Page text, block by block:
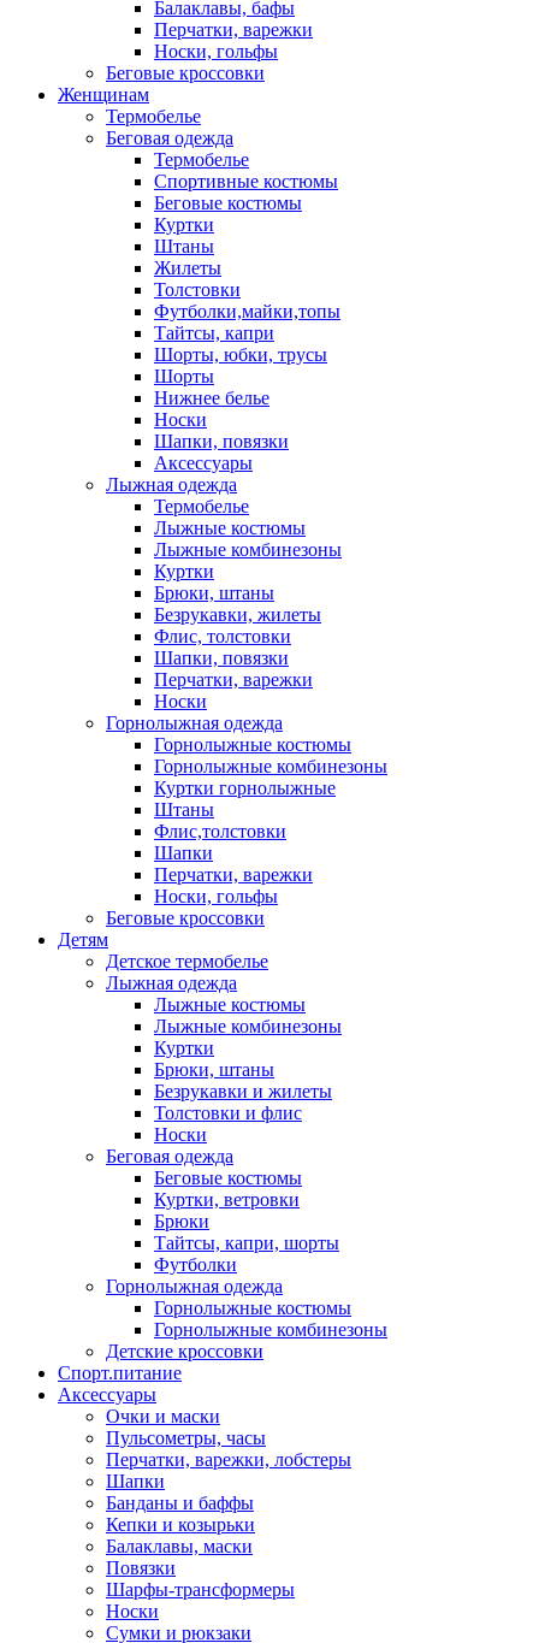
Балаклавы, бафы
Перчатки, варежки
Носки, гольфы
Беговые кроссовки
Женщинам
Термобелье
Беговая одежда
Термобелье
Спортивные костюмы
Беговые костюмы
Куртки
Штаны
Жилеты
Толстовки
Футболки,майки,топы
Тайтсы, капри
Шорты, юбки, трусы
Шорты
Нижнее белье
Носки
Шапки, повязки
Аксессуары
Лыжная одежда
Термобелье
Лыжные костюмы
Лыжные комбинезоны
Куртки
Брюки, штаны
Безрукавки, жилеты
Флис, толстовки
Шапки, повязки
Перчатки, варежки
Носки
Горнолыжная одежда
Горнолыжные костюмы
Горнолыжные комбинезоны
Куртки горнолыжные
Штаны
Флис,толстовки
Шапки
Перчатки, варежки
Носки, гольфы
Беговые кроссовки
Детям
Детское термобелье
Лыжная одежда
Лыжные костюмы
Лыжные комбинезоны
Куртки
Брюки, штаны
Безрукавки и жилеты
Толстовки и флис
Носки
Беговая одежда
Беговые костюмы
Куртки, ветровки
Брюки
Тайтсы, капри, шорты
Футболки
Горнолыжная одежда
Горнолыжные костюмы
Горнолыжные комбинезоны
Детские кроссовки
Спорт.питание
Аксессуары
Очки и маски
Пульсометры, часы
Перчатки, варежки, лобстеры
Шапки
Банданы и баффы
Кепки и козырьки
Балаклавы, маски
Повязки
Шарфы-трансформеры
Носки
Сумки и рюкзаки